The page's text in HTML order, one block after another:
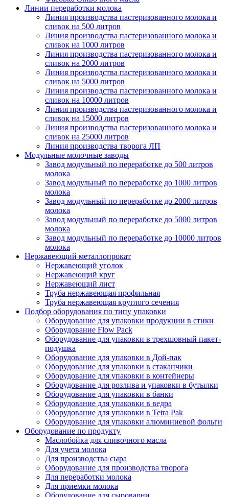
Линии переработки молока
Линия производства пастеризованного молока и
сливок на 500 литров
Линия производства пастеризованного молока и
сливок на 1000 литров
Линия производства пастеризованного молока и
сливок на 2000 литров
Линия производства пастеризованного молока и
сливок на 5000 литров
Линия производства пастеризованного молока и
сливок на 10000 литров
Линия производства пастеризованного молока и
сливок на 15000 литров
Линия производства пастеризованного молока и
сливок на 25000 литров
Линия производства творога ЛП
Модульные молочные заводы
Завод модульный по переработке до 500 литров
молока
Завод модульный по переработке до 1000 литров
молока
Завод модульный по переработке до 2000 литров
молока
Завод модульный по переработке до 5000 литров
молока
Завод модульный по переработке до 10000 литров
молока
Нержавеющий металлопрокат
Нержавеющий уголок
Нержавеющий круг
Нержавеющий лист
Труба нержавеющая профильная
Труба нержавеющая круглого сечения
Подбор оборудования по типу упаковки
Оборудование для упаковки продукции в стики
Оборудование Flow Pack
Оборудование для упаковки в трехшовный пакет-
подушка
Оборудование для упаковки в Дой-пак
Оборудование для упаковки в стаканчики
Оборудование для упаковки в контейнеры
Оборудование для розлива и упаковки в бутылки
Оборудование для упаковки в банки
Оборудование для упаковки в ведра
Оборудование для упаковки в Tetra Pak
Оборудование для упаковки алюминиевой фольги
Оборудование по продукту
Маслобойка для сливочного масла
Для учета молока
Для производства сыра
Оборудование для производства творога
Для переработки молока
Для приемки молока